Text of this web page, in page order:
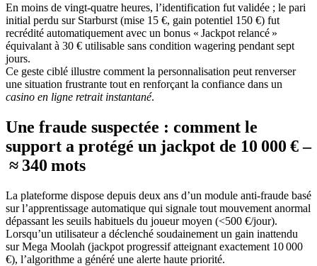
En moins de vingt‑quatre heures, l’identification fut validée ; le pari
initial perdu sur Starburst (mise 15 €, gain potentiel 150 €) fut
recrédité automatiquement avec un bonus « Jackpot relancé »
équivalant à 30 € utilisable sans condition wagering pendant sept
jours.
Ce geste ciblé illustre comment la personnalisation peut renverser
une situation frustrante tout en renforçant la confiance dans un
casino en ligne retrait instantané.
Une fraude suspectée : comment le
support a protégé un jackpot de 10 000 € –
≈ 340 mots
La plateforme dispose depuis deux ans d’un module anti‑fraude basé
sur l’apprentissage automatique qui signale tout mouvement anormal
dépassant les seuils habituels du joueur moyen (<500 €/jour).
Lorsqu’un utilisateur a déclenché soudainement un gain inattendu
sur Mega Moolah (jackpot progressif atteignant exactement 10 000
€), l’algorithme a généré une alerte haute priorité.